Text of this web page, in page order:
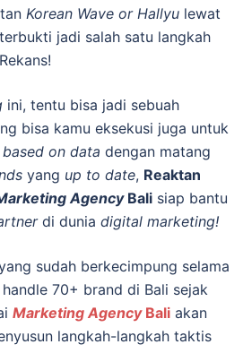
Korean Wave or Hallyu lewat
jadi salah satu langkah
ini, tentu bisa jadi sebuah
bisa kamu eksekusi juga untuk
based on data dengan matang
yang up to date, Reaktan
Agency Bali siap bantu
di dunia digital marketing!
sudah berkecimpung selama
70+ brand di Bali sejak
Marketing AgencyBali akan
langkah-langkah taktis